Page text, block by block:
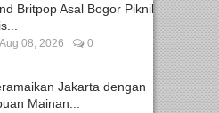
Britpop Asal Bogor Piknik
Aug 08, 2026 0
Jakarta dengan
Mainan...